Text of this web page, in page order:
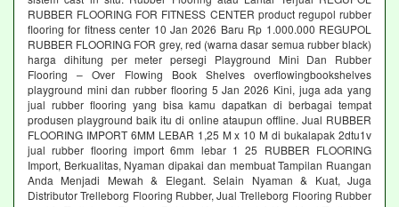
RUBBER FLOORING FOR FITNESS CENTER product regupol rubber
flooring for fitness center 10 Jan 2026 Baru Rp 1.000.000 REGUPOL
RUBBER FLOORING FOR grey, red (warna dasar semua rubber black)
harga dihitung per meter persegi Playground Mini Dan Rubber
Flooring – Over Flowing Book Shelves overflowingbookshelves
playground mini dan rubber flooring 5 Jan 2026 Kini, juga ada yang
jual rubber flooring yang bisa kamu dapatkan di berbagai tempat
produsen playground baik itu di online ataupun offline. Jual RUBBER
FLOORING IMPORT 6MM LEBAR 1,25 M x 10 M di bukalapak 2dtu1v
jual rubber flooring import 6mm lebar 1 25 RUBBER FLOORING
Import, Berkualitas, Nyaman dipakai dan membuat Tampilan Ruangan
Anda Menjadi Mewah & Elegant. Selain Nyaman & Kuat, Juga
Distributor Trelleborg Flooring Rubber, Jual Trelleborg Flooring Rubber